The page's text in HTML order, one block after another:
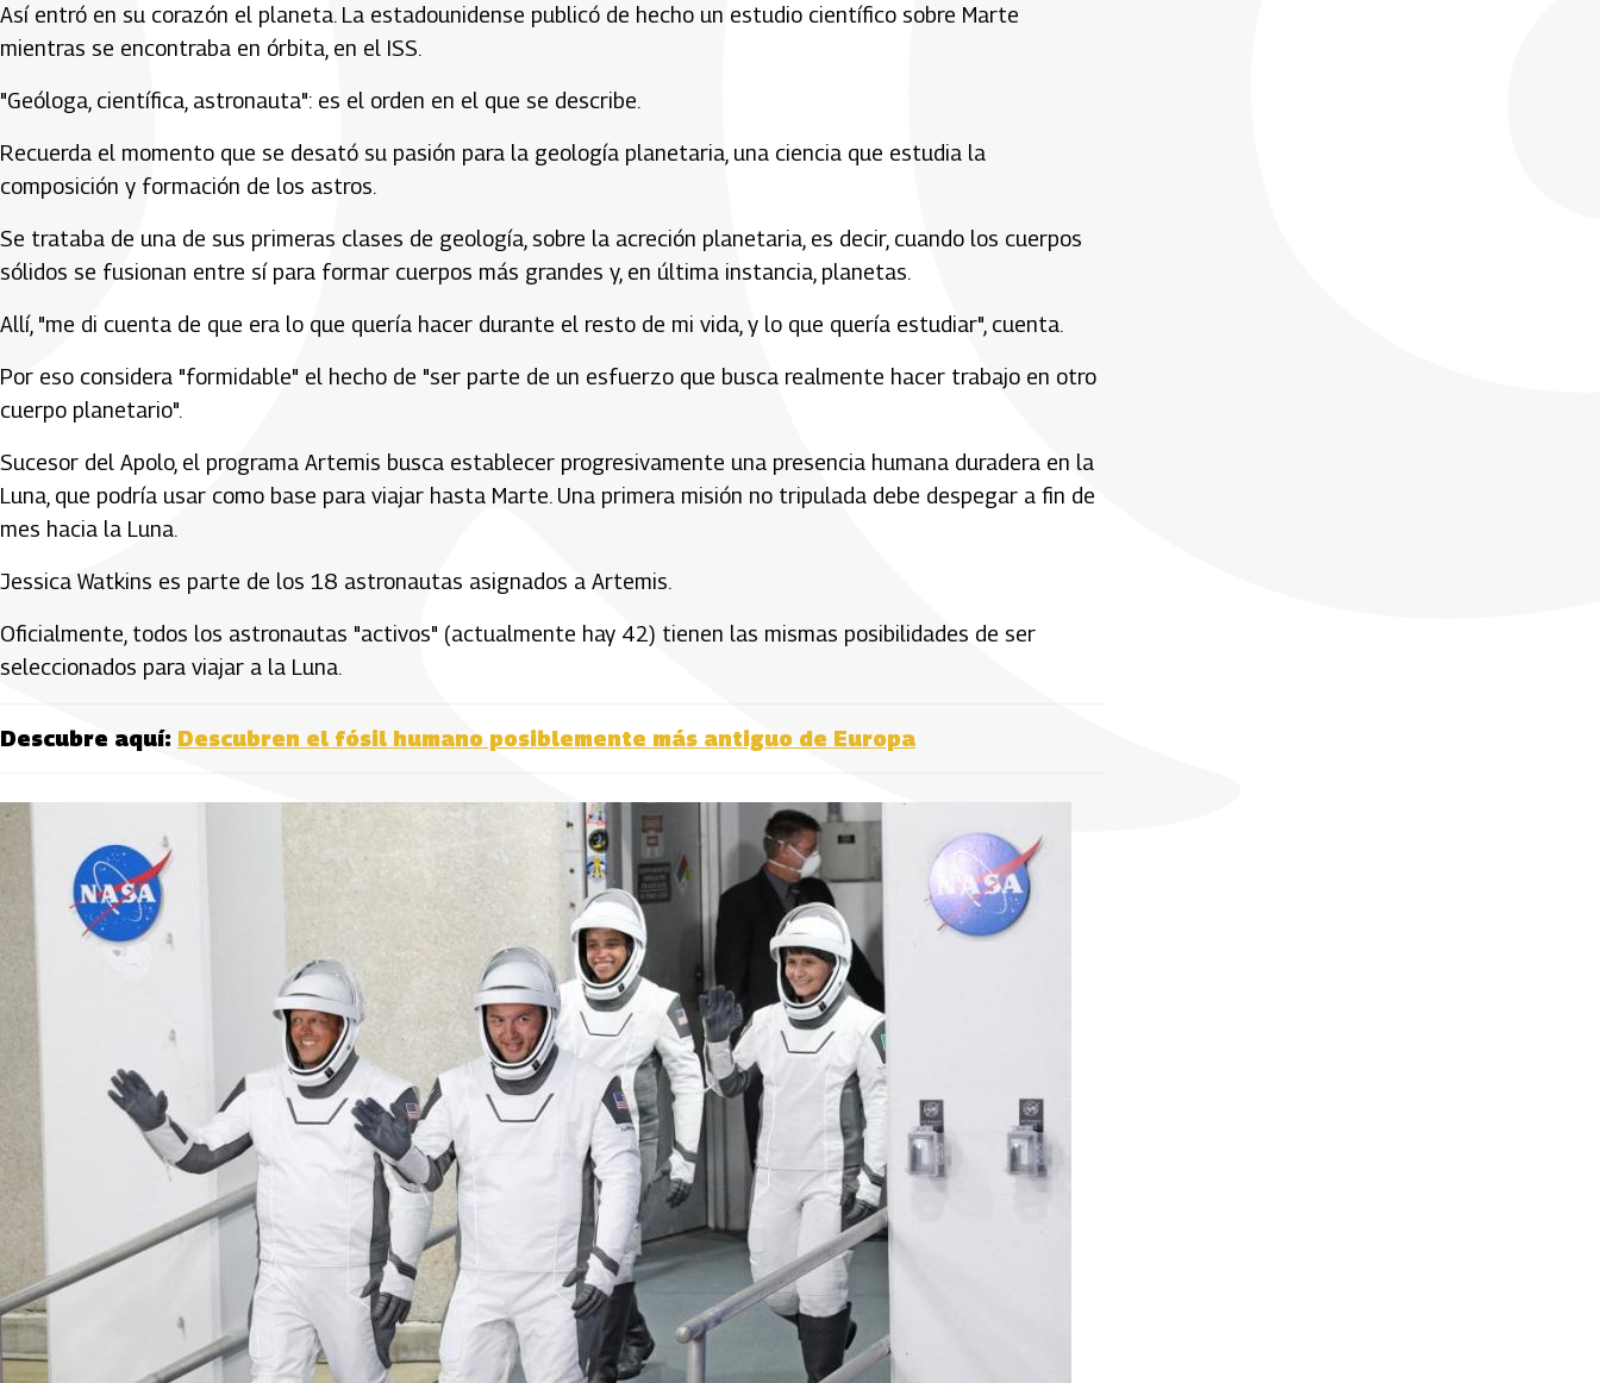
Así entró en su corazón el planeta. La estadounidense publicó de hecho un estudio científico sobre Marte
mientras se encontraba en órbita, en el ISS.
"Geóloga, científica, astronauta": es el orden en el que se describe.
Recuerda el momento que se desató su pasión para la geología planetaria, una ciencia que estudia la
composición y formación de los astros.
Se trataba de una de sus primeras clases de geología, sobre la acreción planetaria, es decir, cuando los cuerpos
sólidos se fusionan entre sí para formar cuerpos más grandes y, en última instancia, planetas.
Allí, "me di cuenta de que era lo que quería hacer durante el resto de mi vida, y lo que quería estudiar", cuenta.
Por eso considera "formidable" el hecho de "ser parte de un esfuerzo que busca realmente hacer trabajo en otro
cuerpo planetario".
Sucesor del Apolo, el programa Artemis busca establecer progresivamente una presencia humana duradera en la
Luna, que podría usar como base para viajar hasta Marte. Una primera misión no tripulada debe despegar a fin de
mes hacia la Luna.
Jessica Watkins es parte de los 18 astronautas asignados a Artemis.
Oficialmente, todos los astronautas "activos" (actualmente hay 42) tienen las mismas posibilidades de ser
seleccionados para viajar a la Luna.
Descubre aquí: Descubren el fósil humano posiblemente más antiguo de Europa